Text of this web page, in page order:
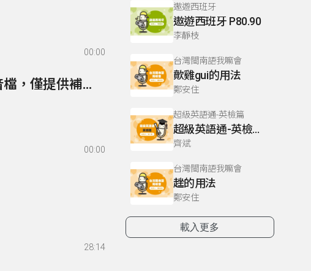
00:00
84- 實用俄語生活會話補充講義(本講次無音檔，僅提供補充講義)
00:00
28:14
遨遊西班牙
遨遊西班牙 P80.90
李靜枝
台灣閩南語我嘛會
歕雞gui的用法
鄭安住
超級英語通-英檢篇
超級英語通-英檢篇 035 Weekend Trip- 週末旅遊
齊斌
台灣閩南語我嘛會
趖的用法
鄭安住
載入更多